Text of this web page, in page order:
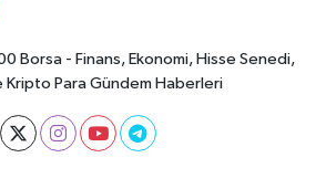
Borsa - Finans, Ekonomi, Hisse Senedi,
Kripto Para Gündem Haberleri